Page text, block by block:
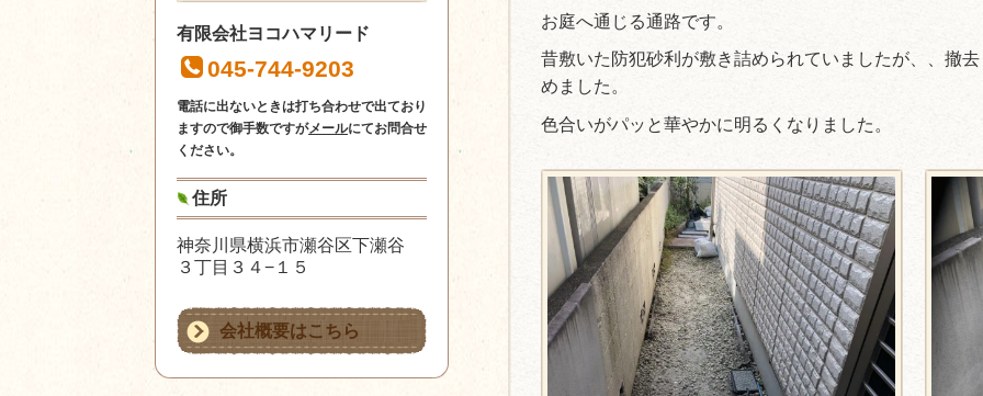
お庭へ通じる通路です。
昔敷いた防犯砂利が敷き詰められていましたが、、撤
めました。
色合いがパッと華やかに明るくなりました。
有限会社ヨコハマリード
045-744-9203
電話に出ないときは打ち合わせで出ており
ますので御手数ですがメールにてお問合せ
ください。
住所
神奈川県横浜市瀬谷区下瀬谷
３丁目３４−１５
会社概要はこちら